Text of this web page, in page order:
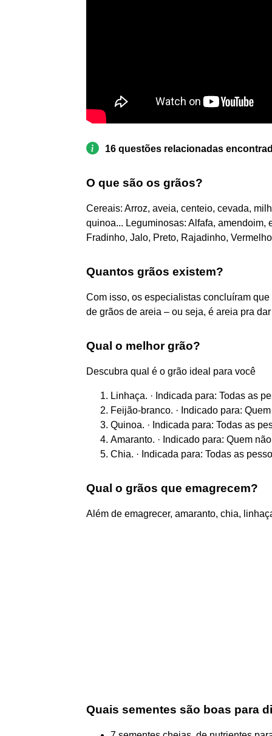
16 questões relacionadas
O que são os grãos?
Cereais: Arroz, aveia, centeio, cevada,
quinoa... Leguminosas: Alfafa,
Fradinho, Jalo, Preto, Rajadinho,
Quantos grãos existem?
Com isso, os especialistas concluíram
de grãos de areia – ou seja, é areia pra
Qual o melhor grão?
Descubra qual é o grão ideal para você
Linhaça. · Indicada para: Todas as
Feijão-branco. · Indicado para:
Quinoa. · Indicada para: Todas as
Amaranto. · Indicado para: Quem
Chia. · Indicada para: Todas as
Qual o grãos que emagrecem?
Além de emagrecer, amaranto, chia,
Quais sementes são boas para